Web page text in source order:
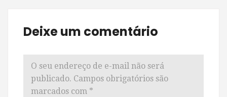
Deixe um comentário
O seu endereço de e-mail não será
publicado. Campos obrigatórios são
marcados com *